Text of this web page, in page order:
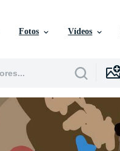
Fotos Vídeos